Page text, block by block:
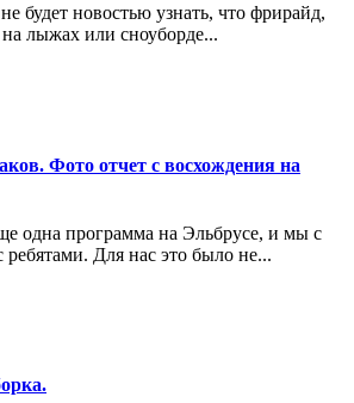
будет новостью узнать, что фрирайд,
лыжах или сноуборде...
Фото отчет с восхождения на
одна программа на Эльбрусе, и мы с
Для нас это было не...